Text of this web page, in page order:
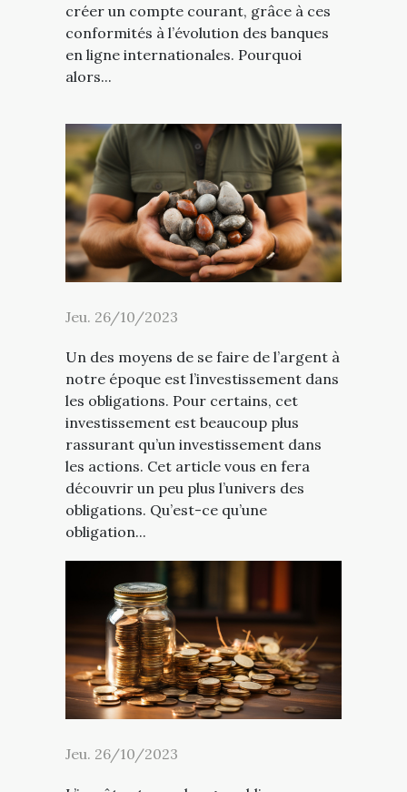
créer un compte courant, grâce à ces
conformités à l’évolution des banques
en ligne internationales. Pourquoi
alors...
Jeu. 26/10/2023
Un des moyens de se faire de l’argent à
notre époque est l’investissement dans
les obligations. Pour certains, cet
investissement est beaucoup plus
rassurant qu’un investissement dans
les actions. Cet article vous en fera
découvrir un peu plus l’univers des
obligations. Qu’est-ce qu’une
obligation...
Jeu. 26/10/2023